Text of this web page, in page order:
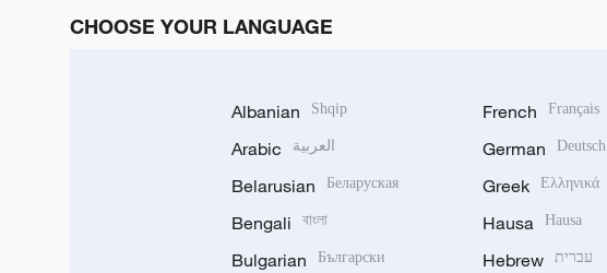
CHOOSE YOUR LANGUAGE
Albanian Shqip
Arabic العربية
Belarusian Беларуская
Bengali বাংলা
Bulgarian Български
French Français
German Deutsch
Greek Ελληνικά
Hausa Hausa
Hebrew עברית